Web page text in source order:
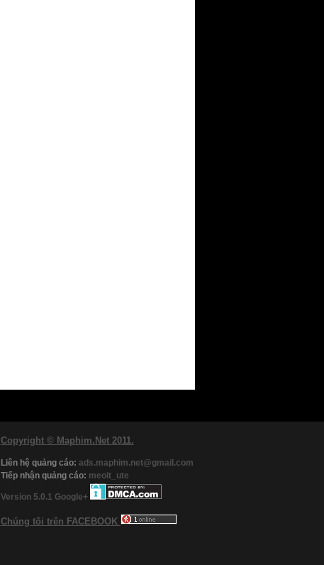
Copyright © Maphim.Net 2011.
Liên hệ quảng cáo: ads.maphim.net@gmail.com
Tiếp nhận quảng cáo: meoit_ute
Version 5.0.1 Google+
Chúng tôi trên FACEBOOK